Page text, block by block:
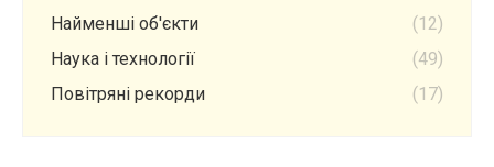
Найменші об'єкти
(12)
Наука і технології
(49)
Повітряні рекорди
(17)